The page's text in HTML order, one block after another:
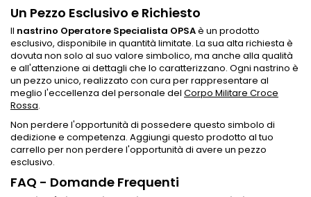
Un Pezzo Esclusivo e Richiesto
Il nastrino Operatore Specialista OPSAè un prodotto
esclusivo, disponibile in quantità limitate. La sua alta richiesta è
dovuta non solo al suo valore simbolico, ma anche alla qualità
e all'attenzione ai dettagli che lo caratterizzano. Ogni nastrino è
un pezzo unico, realizzato con cura per rappresentare al
meglio l'eccellenza del personale del Corpo Militare Croce
Rossa.
Non perdere l'opportunità di possedere questo simbolo di
dedizione e competenza. Aggiungi questo prodotto al tuo
carrello per non perdere l'opportunità di avere un pezzo
esclusivo.
FAQ - Domande Frequenti